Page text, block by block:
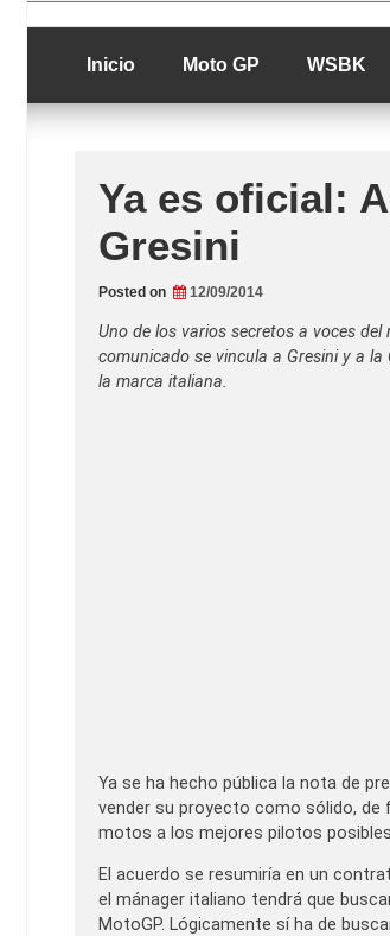
to
contentLucio
luciolopezgp
Inicio Moto GP WSBK
Ya es oficial:
Gresini
Posted on 12/09/2014
Uno de los varios secretos a voces
comunicado se vincula a Gresini y a
la marca italiana.
Ya se ha hecho pública la nota de
vender su proyecto como sólido, de
motos a los mejores pilotos
El acuerdo se resumiría en un
el mánager italiano tendrá que
MotoGP. Lógicamente sí ha de